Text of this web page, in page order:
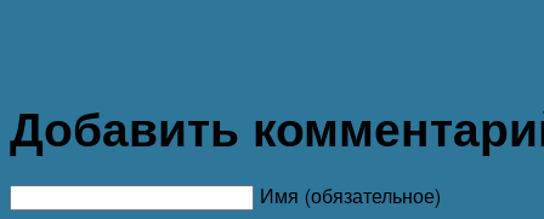
Добавить
Имя (обязательное)